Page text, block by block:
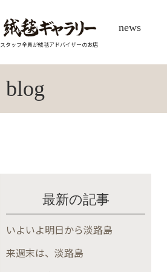
スタッフ全員が絨毯アドバイザーのお店
news
blog
最新の記事
いよいよ明日から淡路島
来週末は、淡路島